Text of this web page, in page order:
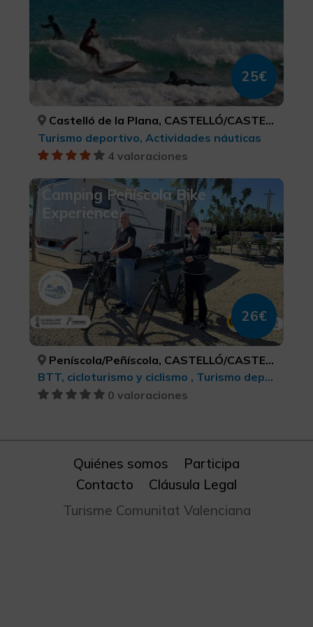
25€
Castelló de la Plana, CASTELLÓ/CASTELLÓN
Turismo deportivo, Actividades náuticas
4 valoraciones
Camping Peñíscola Bike
Experience
26€
Peníscola/Peñíscola, CASTELLÓ/CASTELLÓN
BTT, cicloturismo y ciclismo , Turismo deportivo
0 valoraciones
Quiénes somos
Participa
Contacto
Cláusula Legal
Turisme Comunitat Valenciana